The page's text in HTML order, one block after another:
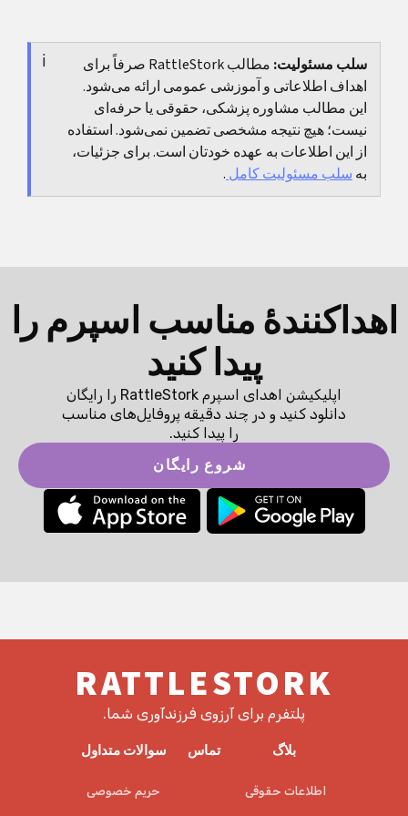
توجیه پزشکی بستگی دارد. بسیاری از کلینیک‌ها این عمل
را خدمت انتخابی محسوب می‌کنند، بنابراین مهم است از
قبل برآورد هزینه داشته باشید و بازپرداخت را به‌صورت
کتبی روشن کنید.
سلب مسئولیت:
مطالب RattleStork صرفاً برای
اهداف اطلاعاتی و آموزشی عمومی ارائه می‌شود.
این مطالب مشاوره پزشکی، حقوقی یا حرفه‌ای
نیست؛ هیچ نتیجه مشخصی تضمین نمی‌شود. استفاده
از این اطلاعات به عهده خودتان است. برای جزئیات،
بهسلب مسئولیت کامل.
اهداکنندهٔ مناسب اسپرم را
پیدا کنید
اپلیکیشن اهدای اسپرم RattleStork را رایگان
دانلود کنید و در چند دقیقه پروفایل‌های مناسب
را پیدا کنید.
شروع رایگان
RATTLESTORK
پلتفرم برای آرزوی فرزندآوری شما.
بلاگ تماس سوالات متداول
اطلاعات حقوقی حریم خصوصی